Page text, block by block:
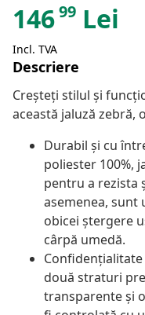
14699 Lei
Incl. TVA
Descriere
Creșteți stilul și
această jaluză zebră,
Durabil și cu
poliester 100%,
pentru a rezista
asemenea, sunt
obicei ștergere
cârpă umedă.
două straturi
transparente și